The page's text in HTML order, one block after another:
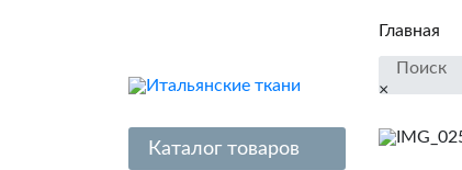
Главная
×
Каталог товаров